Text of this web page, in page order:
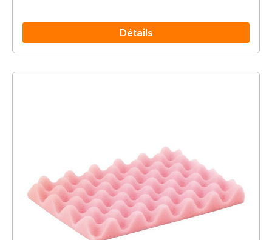
Détails